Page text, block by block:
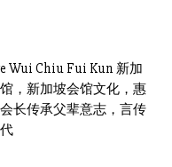
Wui Chiu Fui Kun 新加
，新加坡会馆文化，惠
长传承父辈意志，言传